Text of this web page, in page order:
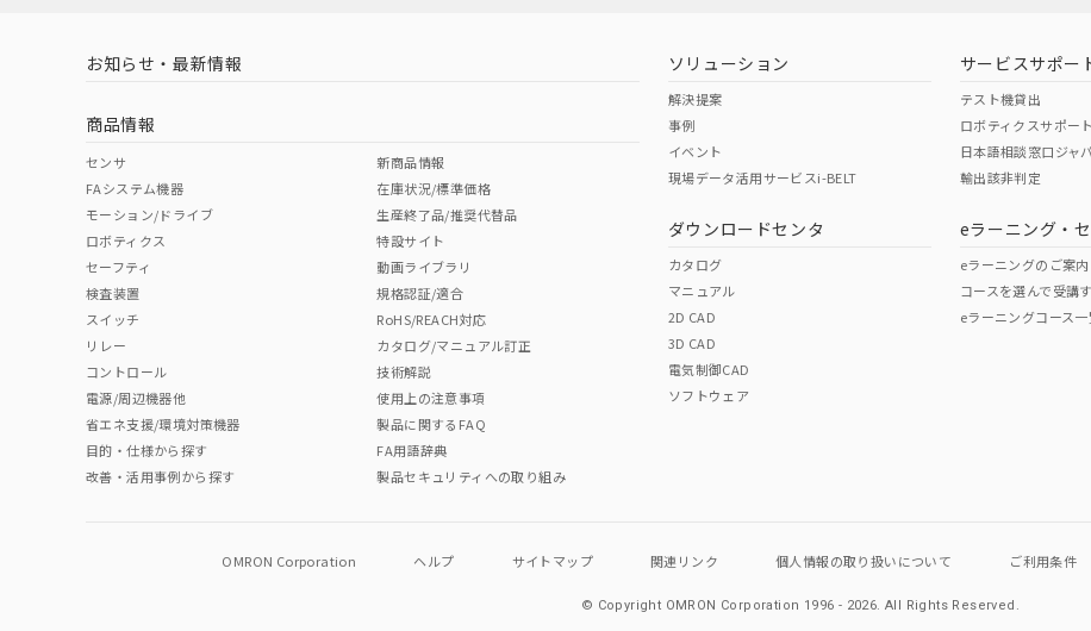
中国 RoHS 注意事項・凡例
中国 RoHS表
Pb Hg Cr(VI)
O
"対応済み"や非含有の記載がされた商品であっても、流通在庫等で未対応品が混在する可能性があります。
非含有品が必要な際は、弊社営業部門もしくは販売店へお問い合わせください。
お知らせ・最新情報
商品情報
センサ
FAシステム機器
モーション/ドライブ
ロボティクス
セーフティ
検査装置
スイッチ
リレー
コントロール
電源/周辺機器他
省エネ支援/環境対策機器
目的・仕様から探す
改善・活用事例から探す
新商品情報
在庫状況/標準価格
生産終了品/推奨代替品
特設サイト
動画ライブラリ
規格認証/適合
RoHS/REACH対応
カタログ/マニュアル訂正
技術解説
使用上の注意事項
製品に関するFAQ
FA用語辞典
製品セキュリティへの取り組み
ソリューション
解決提案
事例
イベント
現場データ活用サービスi-BELT
ダウンロードセンタ
カタログ
マニュアル
2D CAD
3D CAD
電気制御CAD
ソフトウェア
サービスサポー
テスト機貸出
ロボティクスサポート
日本語相談窓口ジャ
輸出該非判定
eラーニング・
eラーニングのご案内
コースを選んで受講
eラーニングコース一
OMRON Corporation ヘルプ サイトマップ 関連リンク 個人情報の取り扱いについて ご利用条件
© Copyright OMRON Corporation 1996 - 2026.All Rights Reserved.